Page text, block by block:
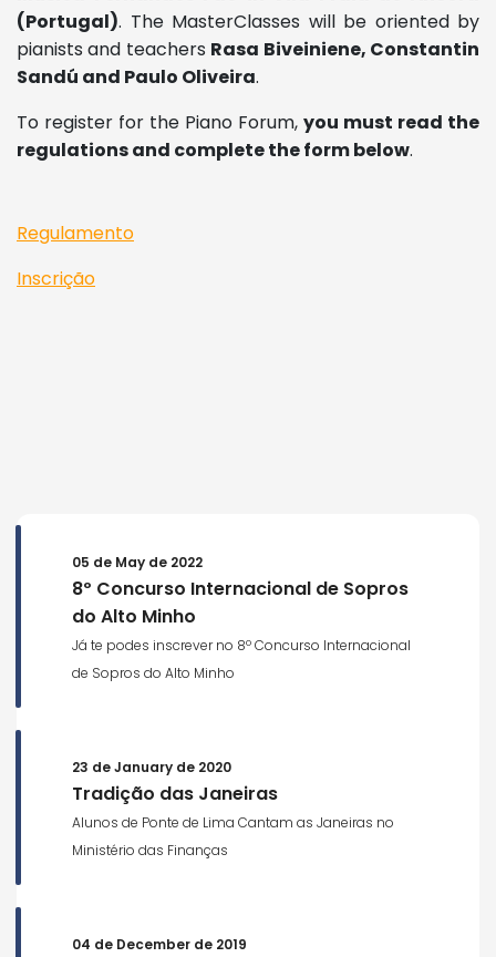
05 de May de 2022
8º Concurso Internacional de Sopros
do Alto Minho
Já te podes inscrever no 8º Concurso Internacional
de Sopros do Alto Minho
23 de January de 2020
Tradição das Janeiras
Alunos de Ponte de Lima Cantam as Janeiras no
Ministério das Finanças
04 de December de 2019
(Portugal). The MasterClasses will be oriented by
pianists and teachers Rasa Biveiniene, Constantin
Sandú and Paulo Oliveira.
To register for the Piano Forum, you must read the
regulations and complete the form below.
Regulamento
Inscrição